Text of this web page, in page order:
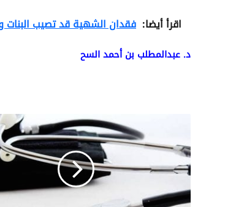
اقرأ أيضا: فقدان الشهية قد تصيب البنات
د. عبدالمطلب بن أحمد السح
ل
و
م
ت